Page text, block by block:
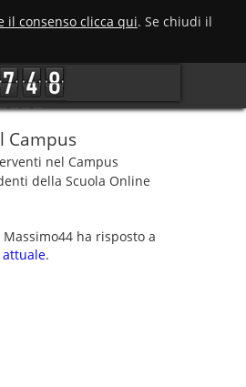
il consenso clicca qui. Se chiudi il
Campus
nel Campus
della Scuola Online
Massimo44ha risposto a
attuale.